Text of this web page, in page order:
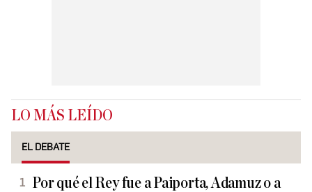
LO MÁS LEÍDO
EL DEBATE
Por qué el Rey fue a Paiporta, Adamuz o a